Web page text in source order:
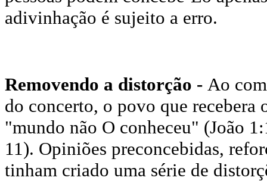
adivinhação é sujeito a erro.
Removendo a distorção - Ao
do concerto, o povo que recebera
"mundo não O conheceu" (João
11). Opiniões preconcebidas,
tinham criado uma série de